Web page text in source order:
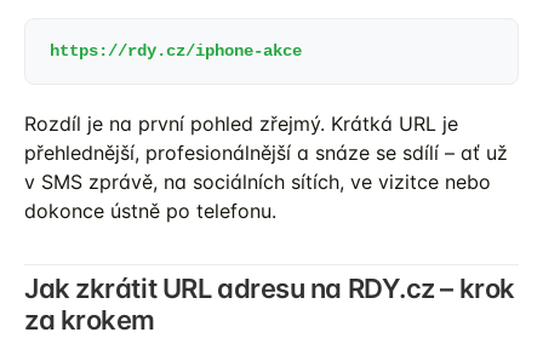
https://rdy.cz/iphone-akce
Rozdíl je na první pohled zřejmý. Krátká URL je
přehlednější, profesionálnější a snáze se sdílí – ať už
v SMS zprávě, na sociálních sítích, ve vizitce nebo
dokonce ústně po telefonu.
Jak zkrátit URL adresu na RDY.cz – krok
za krokem